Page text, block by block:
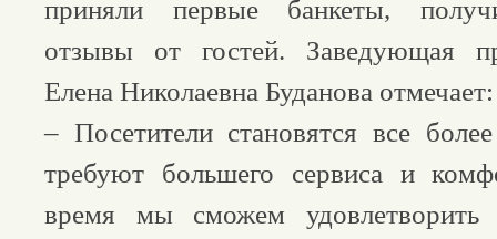
приняли первые банкеты,
отзывы от гостей. Заведующая
Елена Николаевна Буданова отмечает:
– Посетители становятся все
требуют большего сервиса и
время мы сможем удовлетворить